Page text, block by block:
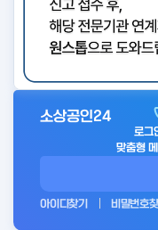
아
소상공인24
로그
맞춤형
아이디찾기 비밀번호찾